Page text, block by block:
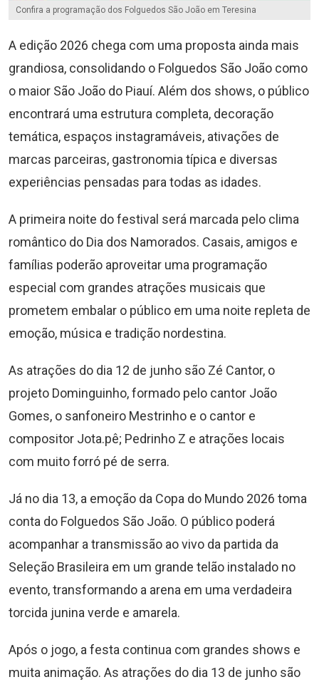
Confira a programação dos Folguedos São João em Teresina
A edição 2026 chega com uma proposta ainda mais
grandiosa, consolidando o Folguedos São João como
o maior São João do Piauí. Além dos shows, o público
encontrará uma estrutura completa, decoração
temática, espaços instagramáveis, ativações de
marcas parceiras, gastronomia típica e diversas
experiências pensadas para todas as idades.
A primeira noite do festival será marcada pelo clima
romântico do Dia dos Namorados. Casais, amigos e
famílias poderão aproveitar uma programação
especial com grandes atrações musicais que
prometem embalar o público em uma noite repleta de
emoção, música e tradição nordestina.
As atrações do dia 12 de junho são Zé Cantor, o
projeto Dominguinho, formado pelo cantor João
Gomes, o sanfoneiro Mestrinho e o cantor e
compositor Jota.pê; Pedrinho Z e atrações locais
com muito forró pé de serra.
Já no dia 13, a emoção da Copa do Mundo 2026 toma
conta do Folguedos São João. O público poderá
acompanhar a transmissão ao vivo da partida da
Seleção Brasileira em um grande telão instalado no
evento, transformando a arena em uma verdadeira
torcida junina verde e amarela.
Após o jogo, a festa continua com grandes shows e
muita animação. As atrações do dia 13 de junho são